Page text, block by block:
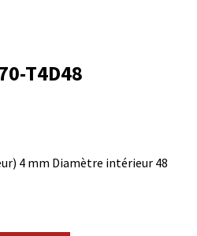
T4D48
4 mm Diamètre intérieur 48